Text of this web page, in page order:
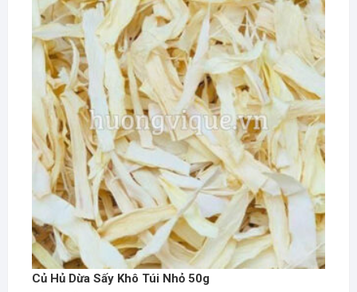
Củ Hủ Dừa Sấy Khô Túi Nhỏ 50g